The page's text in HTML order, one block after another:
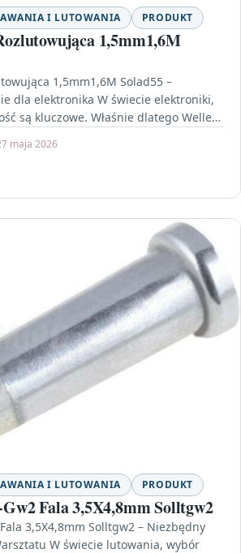
I LUTOWANIA PRODUKT
1,5mm1,6M
1,5mm1,6M Solad55 –
dla elektronika W świecie elektroniki,
są kluczowe. Właśnie dlatego Weller
maja 2026
I LUTOWANIA PRODUKT
Fala 3,5X4,8mm Solltgw2
3,5X4,8mm Solltgw2 – Niezbędny
W świecie lutowania, wybór